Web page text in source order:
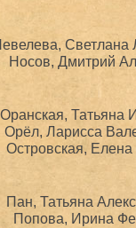
Светлана
Носов, Дмитрий
Оранская, Татьяна
Орёл, Ларисса
Островская,
Пан, Татьяна
Попова, Ирина